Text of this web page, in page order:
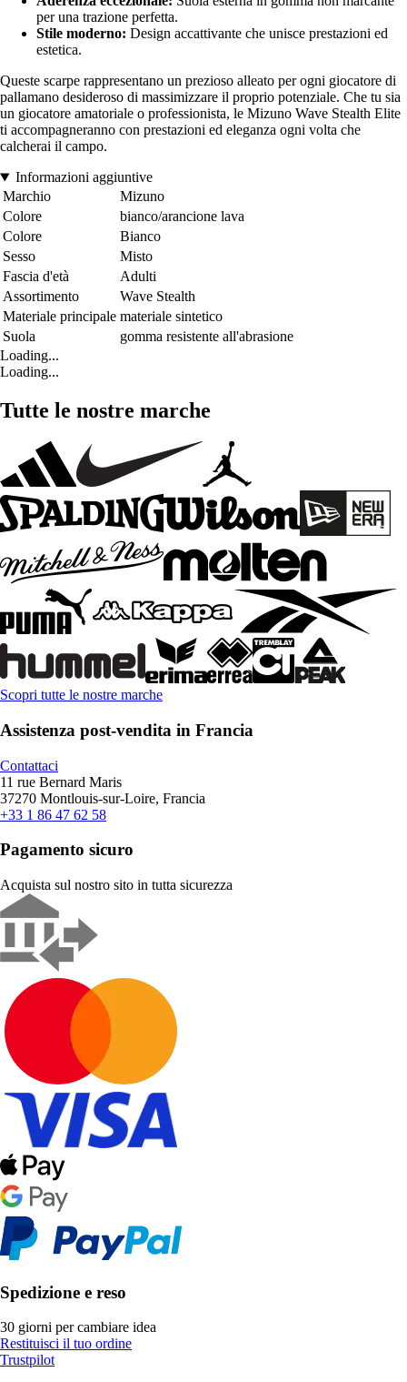
per una trazione perfetta.
Stile moderno: Design accattivante che unisce prestazioni ed
estetica.
Queste scarpe rappresentano un prezioso alleato per ogni giocatore di
pallamano desideroso di massimizzare il proprio potenziale. Che tu sia
un giocatore amatoriale o professionista, le Mizuno Wave Stealth Elite
ti accompagneranno con prestazioni ed eleganza ogni volta che
calcherai il campo.
Informazioni aggiuntive
Marchio
Mizuno
Colore
bianco/arancione lava
Colore
Bianco
Sesso
Misto
Fascia d'età
Adulti
Assortimento
Wave Stealth
Materiale principale materiale sintetico
Suola
gomma resistente all'abrasione
Loading...
Loading...
Tutte le nostre marche
Scopri tutte le nostre marche
Assistenza post-vendita in Francia
Contattaci
11 rue Bernard Maris
37270 Montlouis-sur-Loire, Francia
+33 1 86 47 62 58
Pagamento sicuro
Acquista sul nostro sito in tutta sicurezza
Spedizione e reso
30 giorni per cambiare idea
Restituisci il tuo ordine
Trustpilot